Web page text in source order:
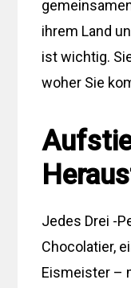
ihrem Land
ist wichtig.
woher Sie
Jedes Drei -
Chocolatier,
Eismeister –